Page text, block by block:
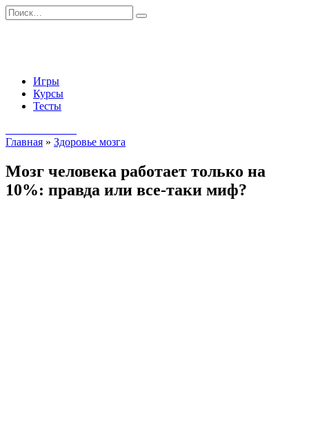
Перейти
к
Search
for:
Игры
Курсы
Тесты
Главная » Здоровье мозга
Мозг человека работает только на
10%: правда или все-таки миф?